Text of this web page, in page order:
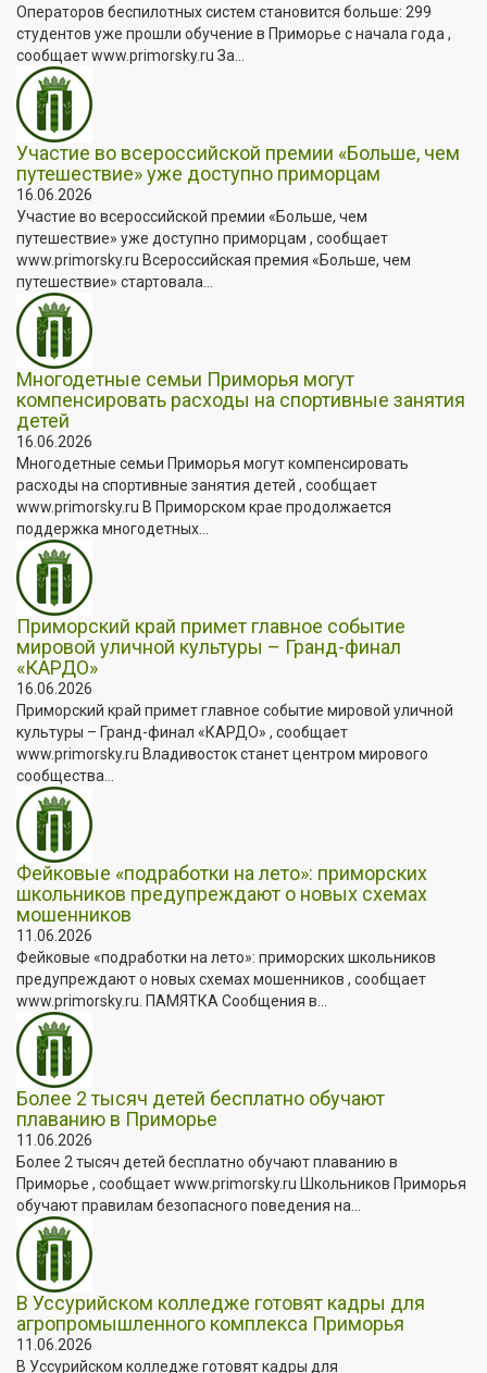
Операторов беспилотных систем становится больше: 299
студентов уже прошли обучение в Приморье с начала года ,
сообщает www.primorsky.ru За...
Участие во всероссийской премии «Больше, чем
путешествие» уже доступно приморцам
16.06.2026
Участие во всероссийской премии «Больше, чем
путешествие» уже доступно приморцам , сообщает
www.primorsky.ru Всероссийская премия «Больше, чем
путешествие» стартовала...
Многодетные семьи Приморья могут
компенсировать расходы на спортивные занятия
детей
16.06.2026
Многодетные семьи Приморья могут компенсировать
расходы на спортивные занятия детей , сообщает
www.primorsky.ru В Приморском крае продолжается
поддержка многодетных...
Приморский край примет главное событие
мировой уличной культуры – Гранд-финал
«КАРДО»
16.06.2026
Приморский край примет главное событие мировой уличной
культуры – Гранд-финал «КАРДО» , сообщает
www.primorsky.ru Владивосток станет центром мирового
сообщества...
Фейковые «подработки на лето»: приморских
школьников предупреждают о новых схемах
мошенников
11.06.2026
Фейковые «подработки на лето»: приморских школьников
предупреждают о новых схемах мошенников , сообщает
www.primorsky.ru. ПАМЯТКА Сообщения в...
Более 2 тысяч детей бесплатно обучают
плаванию в Приморье
11.06.2026
Более 2 тысяч детей бесплатно обучают плаванию в
Приморье , сообщает www.primorsky.ru Школьников Приморья
обучают правилам безопасного поведения на...
В Уссурийском колледже готовят кадры для
агропромышленного комплекса Приморья
11.06.2026
В Уссурийском колледже готовят кадры для